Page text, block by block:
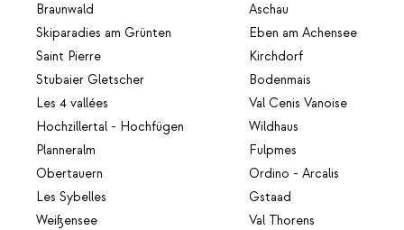
Braunwald
Skiparadies am Grünten
Saint Pierre
Stubaier Gletscher
Les 4 vallées
Hochzillertal - Hochfügen
Planneralm
Obertauern
Les Sybelles
Weißensee
Aschau
Eben am Achensee
Kirchdorf
Bodenmais
Val Cenis Vanoise
Wildhaus
Fulpmes
Ordino - Arcalis
Gstaad
Val Thorens